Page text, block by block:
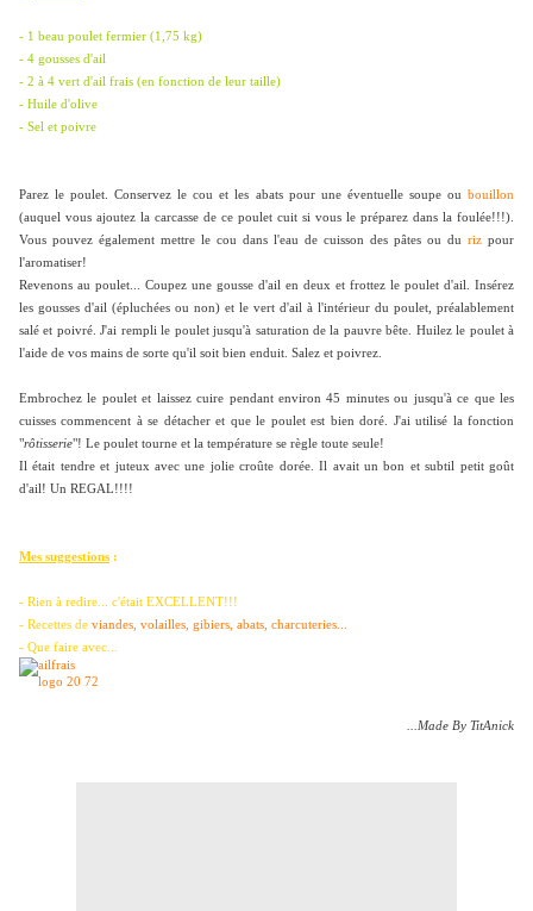
- 1 beau poulet fermier (1,75 kg)
- 4 gousses d'ail
- 2 à 4 vert d'ail frais (en fonction de leur taille)
- Huile d'olive
- Sel et poivre
Parez le poulet. Conservez le cou et les abats pour une éventuelle soupe ou bouillon
(auquel vous ajoutez la carcasse de ce poulet cuit si vous le préparez dans la foulée!!!).
Vous pouvez également mettre le cou dans l'eau de cuisson des pâtes ou du riz pour
l'aromatiser!
Revenons au poulet... Coupez une gousse d'ail en deux et frottez le poulet d'ail. Insérez
les gousses d'ail (épluchées ou non) et le vert d'ail à l'intérieur du poulet, préalablement
salé et poivré. J'ai rempli le poulet jusqu'à saturation de la pauvre bête. Huilez le poulet à
l'aide de vos mains de sorte qu'il soit bien enduit. Salez et poivrez.
Embrochez le poulet et laissez cuire pendant environ 45 minutes ou jusqu'à ce que les
cuisses commencent à se détacher et que le poulet est bien doré. J'ai utilisé la fonction
"rôtisserie"! Le poulet tourne et la température se règle toute seule!
Il était tendre et juteux avec une jolie croûte dorée. Il avait un bon et subtil petit goût
d'ail! Un REGAL!!!!
Mes suggestions :
- Rien à redire... c'était EXCELLENT!!!
- Recettes de viandes, volailles, gibiers, abats, charcuteries...
- Que faire avec...
...Made By TitAnick